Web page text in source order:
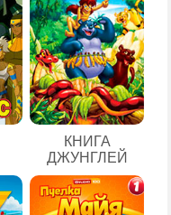
КНИГА
ДЖУНГЛЕЙ